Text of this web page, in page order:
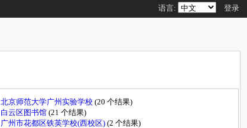
语言: 登录
北京师范大学广州实验学校(20 个结果)
白云区图书馆(21 个结果)
广州市花都区铁英学校(西校区)(2 个结果)